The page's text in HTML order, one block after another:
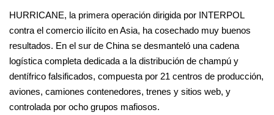
HURRICANE, la primera operación dirigida por INTERPOL
contra el comercio ilícito en Asia, ha cosechado muy buenos
resultados. En el sur de China se desmanteló una cadena
logística completa dedicada a la distribución de champú y
dentífrico falsificados, compuesta por 21 centros de producción,
aviones, camiones contenedores, trenes y sitios web, y
controlada por ocho grupos mafiosos.